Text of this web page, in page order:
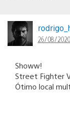
26/08/
Showw!
Street Fighter
Ótimo local